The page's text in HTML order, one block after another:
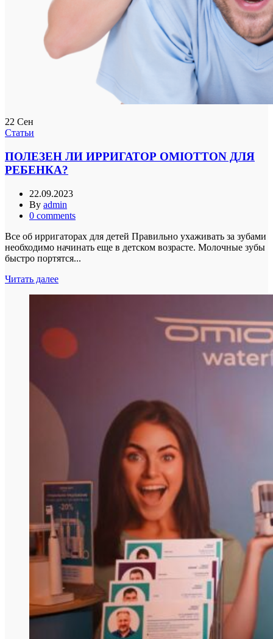
22 Сен
Статьи
ПОЛЕЗЕН ЛИ ИРРИГАТОР OMIOTTON ДЛЯ
РЕБЕНКА?
22.09.2023
By admin
0 comments
Все об ирригаторах для детей Правильно ухаживать за зубами
необходимо начинать еще в детском возрасте. Молочные зубы
быстро портятся...
Читать далее